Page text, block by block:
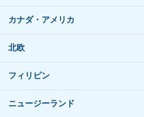
カナダ・アメリカ
北欧
フィリピン
ニュージーランド